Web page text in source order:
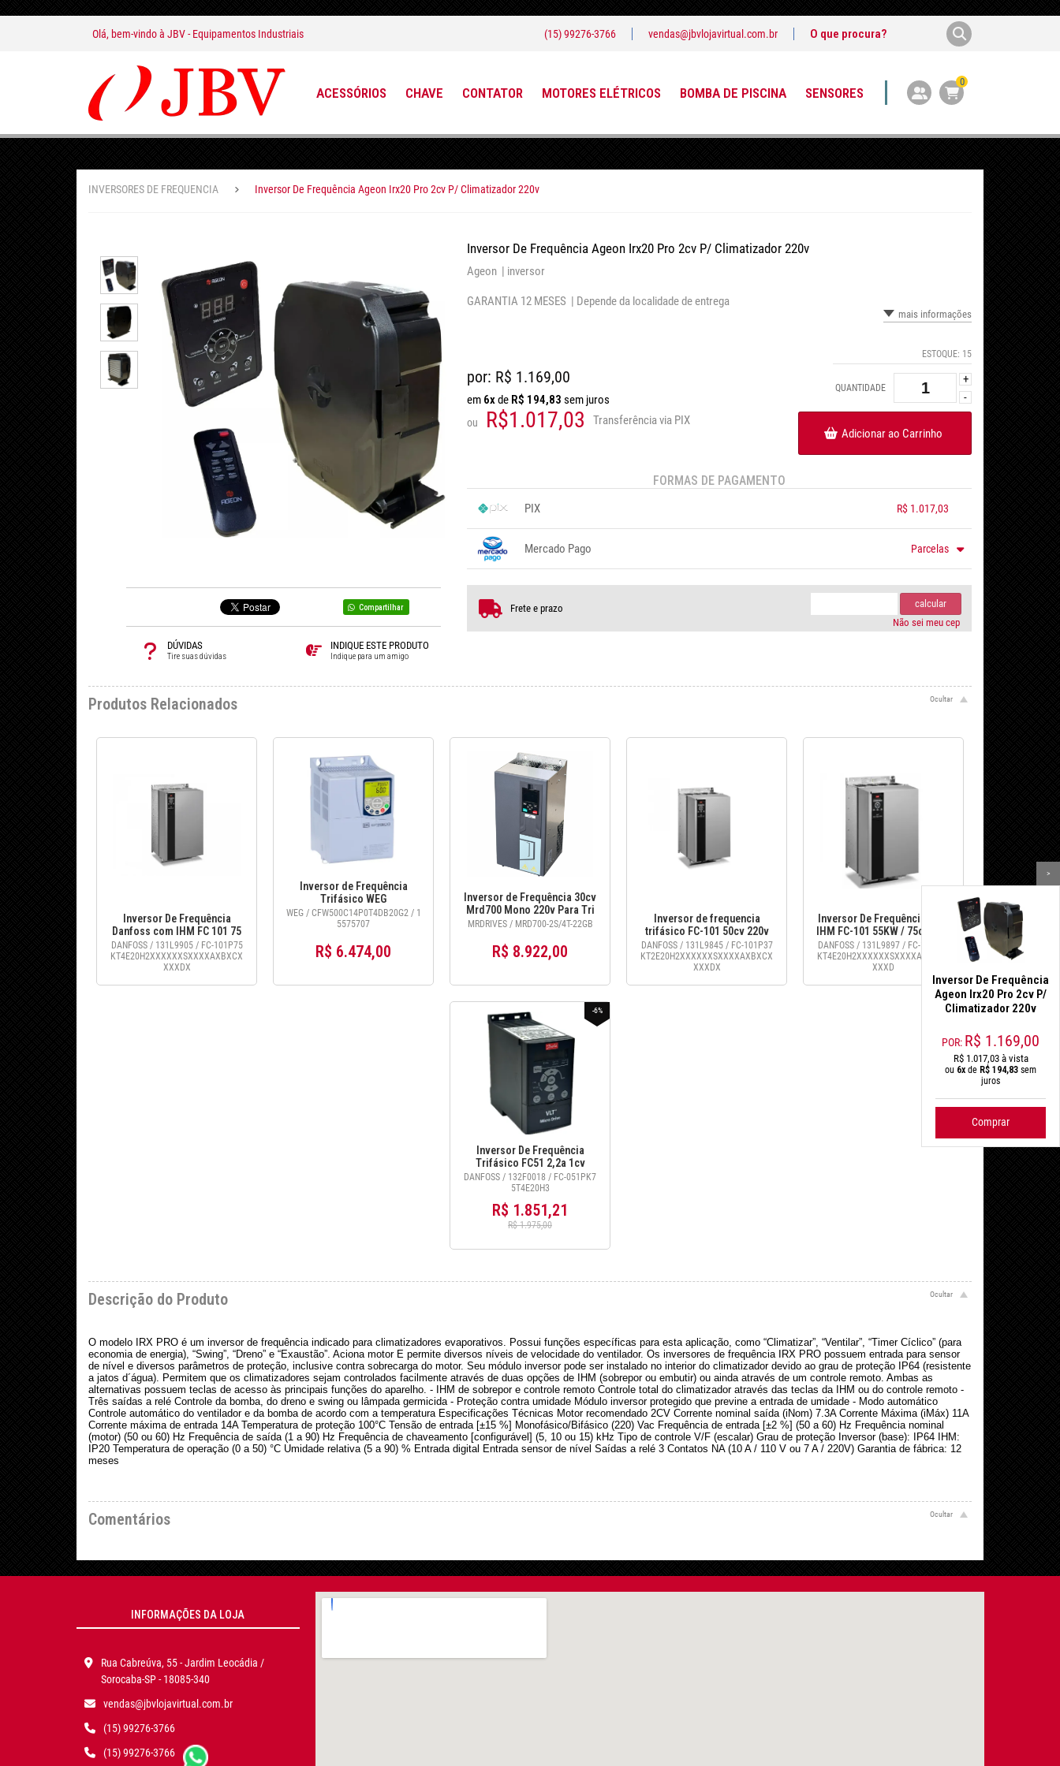
Olá, bem-vindo à JBV - Equipamentos Industriais (15) 99276-3766 vendas@jbvlojavirtual.com.br
ACESSÓRIOS CHAVE CONTATOR MOTORES ELÉTRICOS BOMBA DE PISCINA SENSORES
0
>
Inversor De Frequência
Ageon Irx20 Pro 2cv P/
Climatizador 220v
POR: R$ 1.169,00
R$ 1.017,03 à vista
ou 6x de R$ 194,83 sem
juros
Comprar
INVERSORES DE FREQUENCIA Inversor De Frequência Ageon Irx20 Pro 2cv P/ Climatizador 220v
Compartilhar
DÚVIDAS
Tire suas dúvidas
INDIQUE ESTE PRODUTO
Indique para um amigo
Inversor De Frequência Ageon Irx20 Pro 2cv P/ Climatizador 220v
Ageon | inversor
GARANTIA 12 MESES | Depende da localidade de entrega
mais informações
por: R$ 1.169,00
em 6xde R$ 194,83 sem juros
ou R$1.017,03 Transferência via PIX
ESTOQUE: 15
QUANTIDADE
+
-
Adicionar ao Carrinho
FORMAS DE PAGAMENTO
PIX R$ 1.017,03
Mercado Pago Parcelas
3x sem juros de R$ 389,67
.
.
Frete e prazo
calcular
Não sei meu cep
Produtos Relacionados
Inversor De Frequência
Danfoss com IHM FC 101 75
KW 100cv 380 - 480v -
131L9905
DANFOSS / 131L9905 / FC-101P75
KT4E20H2XXXXXXSXXXXAXBXCX
XXXDX
Inversor de Frequência
Trifásico WEG
CFW500C14P0T4DB20G2
7,5cv 380v 14a - 15575707
WEG / CFW500C14P0T4DB20G2 / 1
5575707
R$ 6.474,00
Inversor de Frequência 30cv
Mrd700 Mono 220v Para Tri
380v
MRDRIVES / MRD700-2S/4T-22GB
R$ 8.922,00
Inversor de frequencia
trifásico FC-101 50cv 220v
Danfoss c/IHM - 131L9845
DANFOSS / 131L9845 / FC-101P37
KT2E20H2XXXXXXSXXXXAXBXCX
XXXDX
Inversor De Frequência com
IHM FC-101 55KW / 75cv, 380
- 480 / Danfoss - 131L9897
DANFOSS / 131L9897 / FC-101P55
KT4E20H2XXXXXXSXXXXAXBXCX
XXXD
-6%
Inversor De Frequência
Trifásico FC51 2,2a 1cv
380/480V c/IHM - 132F0018
Danfoss
DANFOSS / 132F0018 / FC-051PK7
5T4E20H3
R$ 1.851,21
R$ 1.975,00
Descrição do Produto
O modelo IRX PRO é um inversor de frequência indicado para climatizadores evaporativos. Possui funções específicas para esta aplicação, como “Climatizar”, “Ventilar”, “Timer Cíclico” (para
economia de energia), “Swing”, “Dreno” e “Exaustão”. Aciona motor E permite diversos níveis de velocidade do ventilador. Os inversores de frequência IRX PRO possuem entrada para sensor
de nível e diversos parâmetros de proteção, inclusive contra sobrecarga do motor. Seu módulo inversor pode ser instalado no interior do climatizador devido ao grau de proteção IP64 (resistente
a jatos d´água). Permitem que os climatizadores sejam controlados facilmente através de duas opções de IHM (sobrepor ou embutir) ou ainda através de um controle remoto. Ambas as
alternativas possuem teclas de acesso às principais funções do aparelho. - IHM de sobrepor e controle remoto Controle total do climatizador através das teclas da IHM ou do controle remoto -
Três saídas a relé Controle da bomba, do dreno e swing ou lâmpada germicida - Proteção contra umidade Módulo inversor protegido que previne a entrada de umidade - Modo automático
Controle automático do ventilador e da bomba de acordo com a temperatura Especificações Técnicas Motor recomendado 2CV Corrente nominal saída (iNom) 7.3A Corrente Máxima (iMáx) 11A
Corrente máxima de entrada 14A Temperatura de proteção 100°C Tensão de entrada [±15 %] Monofásico/Bifásico (220) Vac Frequência de entrada [±2 %] (50 a 60) Hz Frequência nominal
(motor) (50 ou 60) Hz Frequência de saída (1 a 90) Hz Frequência de chaveamento [configurável] (5, 10 ou 15) kHz Tipo de controle V/F (escalar) Grau de proteção Inversor (base): IP64 IHM:
IP20 Temperatura de operação (0 a 50) °C Umidade relativa (5 a 90) % Entrada digital Entrada sensor de nível Saídas a relé 3 Contatos NA (10 A / 110 V ou 7 A / 220V) Garantia de fábrica: 12
meses
Comentários
INFORMAÇÕES DA LOJA
Rua Cabreúva, 55 - Jardim Leocádia /
Sorocaba-SP - 18085-340
vendas@jbvlojavirtual.com.br
(15) 99276-3766
(15) 99276-3766